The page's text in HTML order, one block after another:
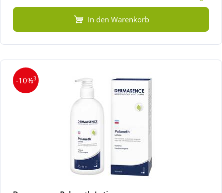
In den Warenkorb
-10%3